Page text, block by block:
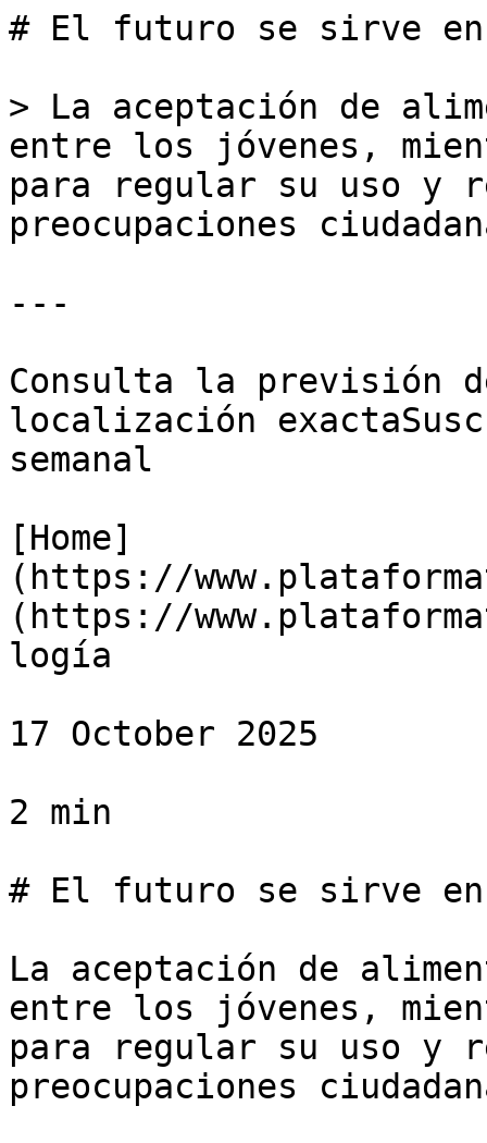
# El futuro se sirve
> La aceptación de
entre los jóvenes,
para regular su uso y
preocupaciones
---
Consulta la previsión
localización
semanal
[Home]
(https://
(https://
logía
17 October 2025
2 min
# El futuro se sirve
La aceptación de
entre los jóvenes,
para regular su uso y
preocupaciones